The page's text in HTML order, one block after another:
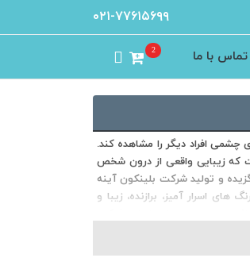
۰۲۱-۷۷۶۱۵۶۹۹
تماس با ما 2
افراد دیگر را مشاهده کند.
که زیبایی واقعی از درون شخص
و تولید شرکت بلینکون آینه‌
اسرار آمیز، برازنده، زیبا و
شناخت و اعتبار کسب کرده است.
مطابقت دارد. گواهینامه‌های